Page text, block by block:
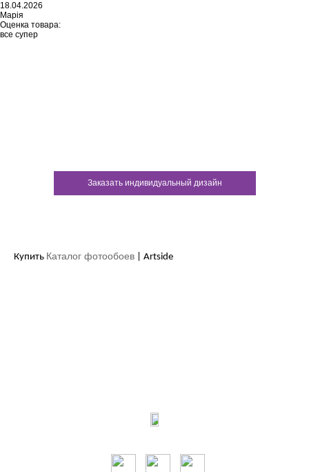
18.04.2026
Марія
Оценка товара:
все супер
Заказать индивидуальный дизайн
Купить Каталог фотообоев | Artside